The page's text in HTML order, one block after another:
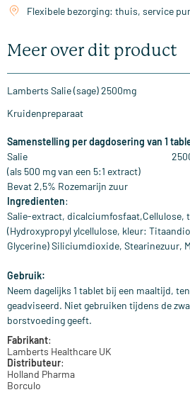
Flexibele bezorging: thuis, service
Meer over dit product
Lamberts Salie (sage) 2500mg
Kruidenpreparaat
Samenstelling per dagdosering van 1
Salie 2500
(als 500 mg van een 5:1 extract)
Bevat 2,5% Rozemarijn zuur
Ingredienten:
Salie-extract, dicalciumfosfaat,Cellulose,
(Hydroxypropyl ylcellulose, kleur:
Glycerine) Siliciumdioxide, Stearinezuur,
Gebruik:
Neem dagelijks 1 tablet bij een maaltijd,
geadviseerd. Niet gebruiken tijdens de
borstvoeding geeft.
Fabrikant:
Lamberts Healthcare UK
Distributeur:
Holland Pharma
Borculo